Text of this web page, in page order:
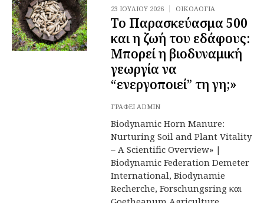
23 ΙΟΥΛΊΟΥ 2026 ΟΙΚΟΛΟΓΊΑ
Το Παρασκεύασμα 500
και η ζωή του εδάφους:
Μπορεί η βιοδυναμική
γεωργία να
“ενεργοποιεί” τη γη;»
ΓΡΆΦΕΙ ADMIN
Biodynamic Horn Manure:
Nurturing Soil and Plant Vitality
– A Scientific Overview» |
Biodynamic Federation Demeter
International, Biodynamie
Recherche, Forschungsring και